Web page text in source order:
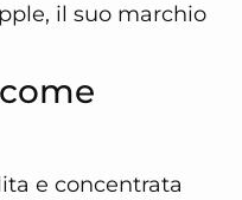
il suo marchio
e concentrata